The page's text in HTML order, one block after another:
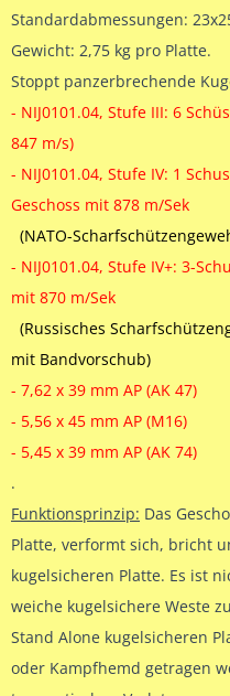
Standardabmessungen:
Gewicht: 2,75 kg pro Platte.
Stoppt panzerbrechende
- NIJ0101.04, Stufe III: 6
847 m/s)
- NIJ0101.04, Stufe IV: 1
Geschoss mit 878 m/Sek
(NATO-
- NIJ0101.04, Stufe IV+: 3-
mit 870 m/Sek
(Russisches
mit Bandvorschub)
- 7,62 x 39 mm AP (AK 47)
- 5,56 x 45 mm AP (M16)
- 5,45 x 39 mm AP (AK 74)
.
Funktionsprinzip: Das
Platte, verformt sich, bricht
kugelsicheren Platte. Es ist
weiche kugelsichere Weste
Stand Alone kugelsicheren
oder Kampfhemd getragen